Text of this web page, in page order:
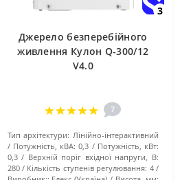
3
Джерело безперебійного
живлення Кулон Q-300/12
V4.0
7
Тип архітектури: Лінійно-інтерактивний
Потужність, кВА: 0,3
Потужність, кВт:
0,3
Верхній поріг вхідної напруги, В:
280
Кількість ступенів регулювання: 4